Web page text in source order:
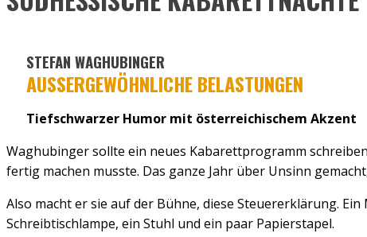
STEFAN WAGHUBINGER
AUSSERGEWÖHNLICHE BELASTUNGEN
Tiefschwarzer Humor mit österreichischem Akzent
Waghubinger sollte ein neues Kabarettprogramm
fertig machen musste. Das ganze Jahr über Unsinn
Also macht er sie auf der Büh­ne, diese Steuererklärung.
Schreibtischlampe, ein Stuhl und ein paar Papierstapel.